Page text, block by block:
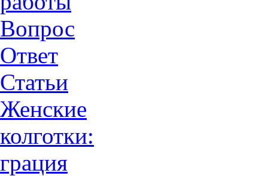
Вопрос
Ответ
Статьи
Женские
колготки:
грация